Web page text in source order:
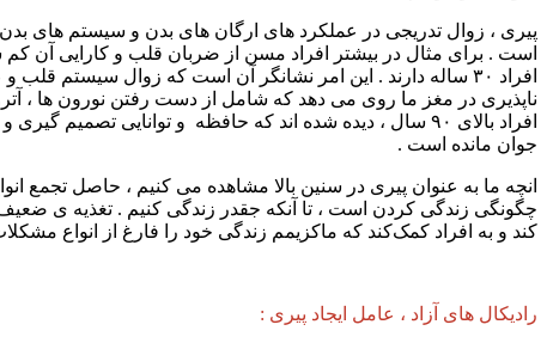
پیری ، زوال تدریجی در عملکرد های ارگان های بدن و سیستم های
افراد ۳۰ ساله دارند ‌. این امر نشانگر آن است که زوال
ناپذیری در مغز ما روی می دهد که شامل از دست رفتن نورون ها ،
افراد بالای ۹۰ سال ، دیده شده اند که حافظه و توانایی
جوان مانده است .
انچه ما به عنوان پیری در سنین بالا مشاهده می کنیم ، حاصل
چگونگی زندگی کردن است ، تا آنکه جقدر زندگی کنیم . تغذیه ی ضعیف
کند و به افراد کمک‌کند که ماکزیمم زندگی خود را فارغ از انواع
رادیکال های آزاد ، عامل ایجاد پیری :